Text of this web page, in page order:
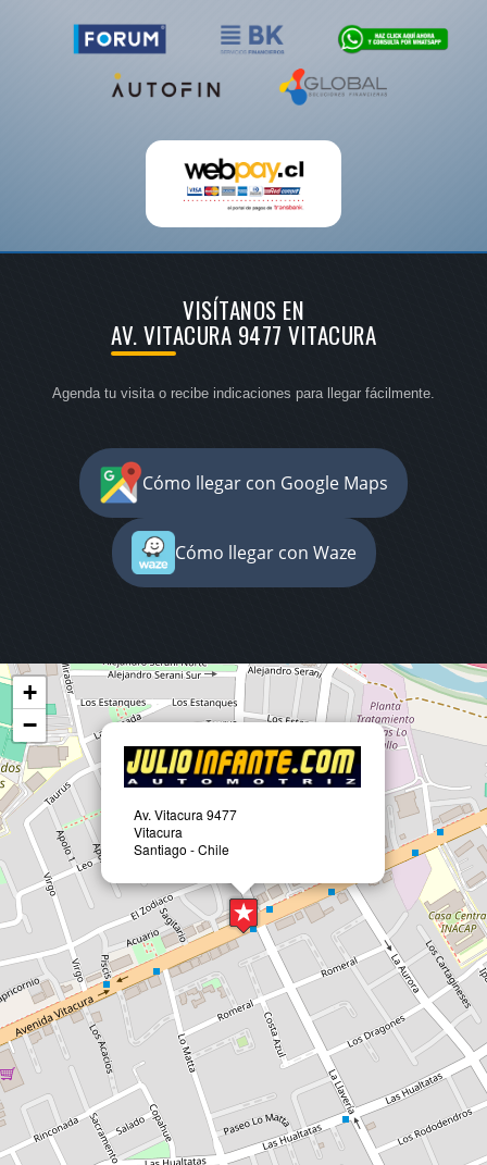
VISÍTANOS EN
AV. VITACURA 9477 VITACURA
Agenda tu visita o recibe indicaciones para llegar fácilmente.
Cómo llegar con Google Maps
Cómo llegar con Waze
Av. Vitacura 9477
Vitacura
Santiago - Chile
+
−